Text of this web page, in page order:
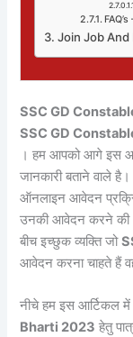
Join Job
SSC GD
SSC GD
। हम आपको आगे इस
जानकारी बताने वाले
ऑनलाइन आवेदन
उनकी आवेदन करने की
बीच इच्छुक व्यक्ति जो
आवेदन करना चाहते हैं
नीचे हम इस आर्टिकल
Bharti 2023 हेतु